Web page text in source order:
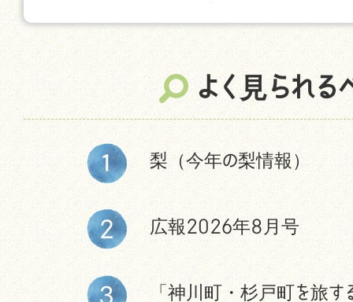
よく見られる
梨（今年の梨情報）
広報2026年8月号
「神川町・杉戸町を旅す